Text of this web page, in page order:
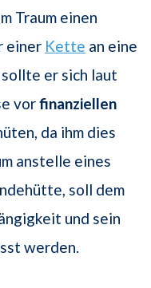
Traum einen
einer Kette an eine
er sich laut
vorfinanziellen
da ihm dies
anstelle eines
soll dem
und sein
werden.